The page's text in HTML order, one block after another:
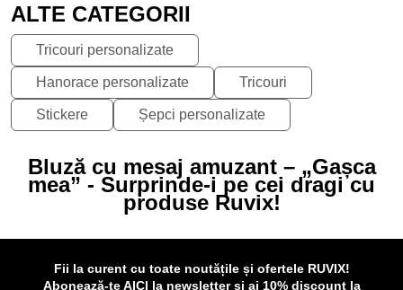
ALTE CATEGORII
Tricouri personalizate
Hanorace personalizate Tricouri
Stickere Șepci personalizate
Bluză cu mesaj amuzant – „Gașca
mea” - Surprinde-i pe cei dragi cu
produse Ruvix!
Fii la curent cu toate noutățile și ofertele RUVIX!
Abonează-te AICI la newsletter și ai 10% discount la